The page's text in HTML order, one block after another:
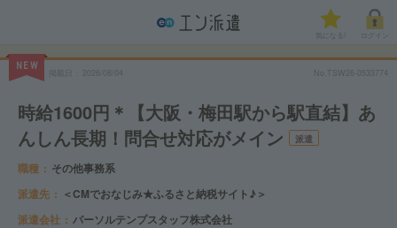
気になる!
NEW
2026/08/04 No.TSW26-0533774
時給1600円＊【大阪・梅田駅から駅直結】あ
んしん長期！問合せ対応がメイン
派遣
職種
その他事務系
派遣先
＜CMでおなじみ★ふるさと納税サイト♪＞
派遣会社
パーソルテンプスタッフ株式会社